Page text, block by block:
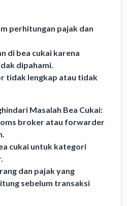
perhitungan pajak dan
di bea cukai karena
dipahami.
tidak lengkap atau tidak
Masalah Bea Cukai:
broker atau forwarder
cukai untuk kategori
dan pajak yang
sebelum transaksi